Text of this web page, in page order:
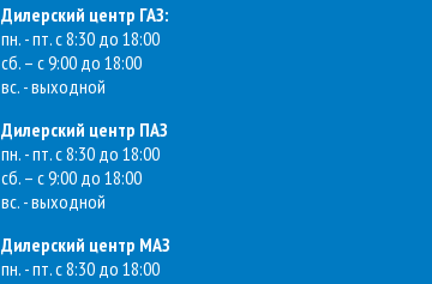
Дилерский центр ГАЗ:
пн. - пт. с 8:30 до 18:00
сб. – с 9:00 до 18:00
вс. - выходной
Дилерский центр ПАЗ
пн. - пт. с 8:30 до 18:00
сб. – с 9:00 до 18:00
вс. - выходной
Дилерский центр МАЗ
пн. - пт. с 8:30 до 18:00